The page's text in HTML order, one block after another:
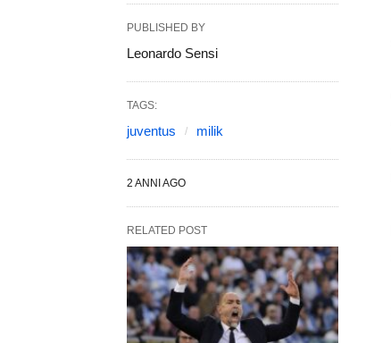
PUBLISHED BY
Leonardo Sensi
TAGS:
juventus milik
2 ANNI AGO
RELATED POST